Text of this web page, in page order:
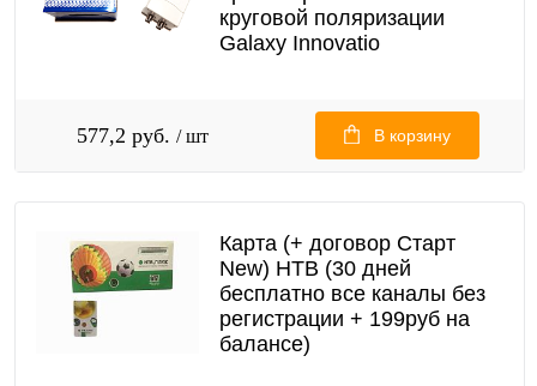
круговой поляризации
Galaxy Innovatio
577,2 руб. / шт В корзину
Карта (+ договор Старт
New) НТВ (30 дней
бесплатно все каналы без
регистрации + 199руб на
балансе)